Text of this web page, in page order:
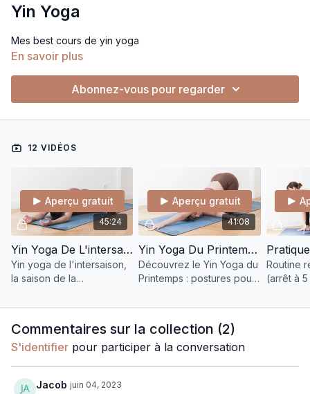
Yin Yoga
Mes best cours de yin yoga
En savoir plus
Abonnez-vous pour regarder
12 VIDÉOS
45:24
Aperçu gratuit
Yin Yoga De L'intersaison
Yin yoga de l'intersaison,
la saison de la
l'élément terre, le
rate/pancréas - estomac.
41:08
Aperçu gratuit
Yin Yoga Du Printemps - Faire Émerger Ses Projets
Découvrez le Yin Yoga du
Printemps : postures pour
saison en MTC, sankalpa,
Routine
(arrêt à
ressentir,
Commentaires sur la collection (2)
S'identifier pour participer à la conversation
Jacob juin 04, 2023